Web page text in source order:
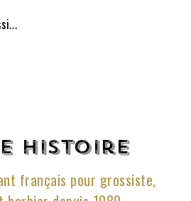
Hairgum Cire Coiffante Classic 40G
histoire
français pour grossiste,